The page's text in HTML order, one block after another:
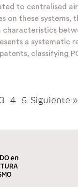
to centralised
on these systems,
a systematic
classifying
3 4 5 Siguiente »
en